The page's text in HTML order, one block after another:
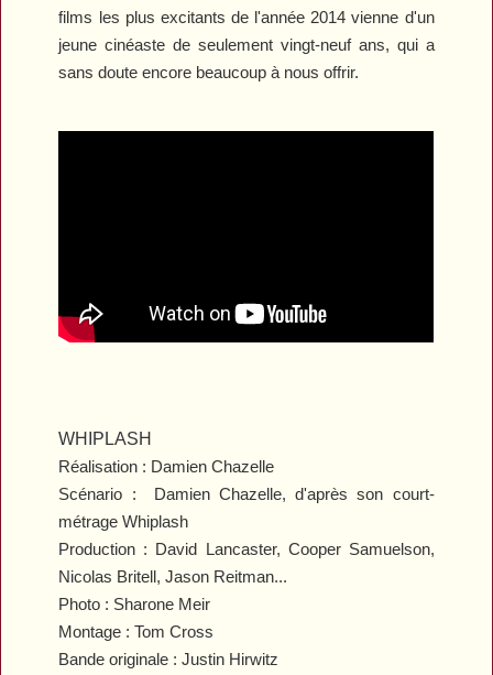
films les plus excitants de l'année 2014 vienne d'un
jeune cinéaste de seulement vingt-neuf ans, qui a
sans doute encore beaucoup à nous offrir.
WHIPLASH
Réalisation : Damien Chazelle
Scénario : Damien Chazelle, d'après son court-
métrageWhiplash
Production : David Lancaster, Cooper Samuelson,
Nicolas Britell, Jason Reitman...
Photo : Sharone Meir
Montage : Tom Cross
Bande originale : Justin Hirwitz